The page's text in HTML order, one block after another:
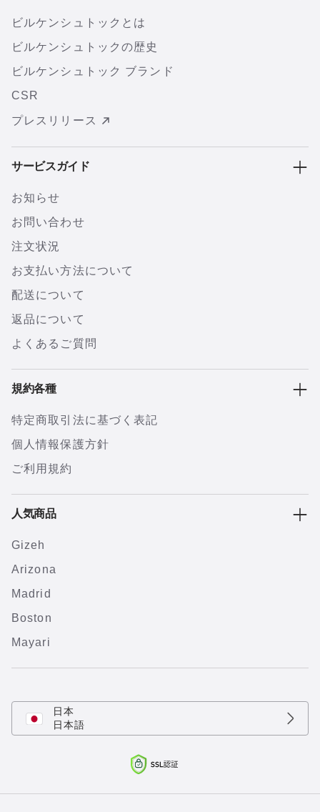
ビルケンシュトックとは
ビルケンシュトックの歴史
ビルケンシュトック ブランド
CSR
プレスリリース
サービスガイド
お知らせ
お問い合わせ
注文状況
お支払い方法について
配送について
返品について
よくあるご質問
規約各種
特定商取引法に基づく表記
個人情報保護方針
ご利用規約
人気商品
Gizeh
Arizona
Madrid
Boston
Mayari
日本
日本語